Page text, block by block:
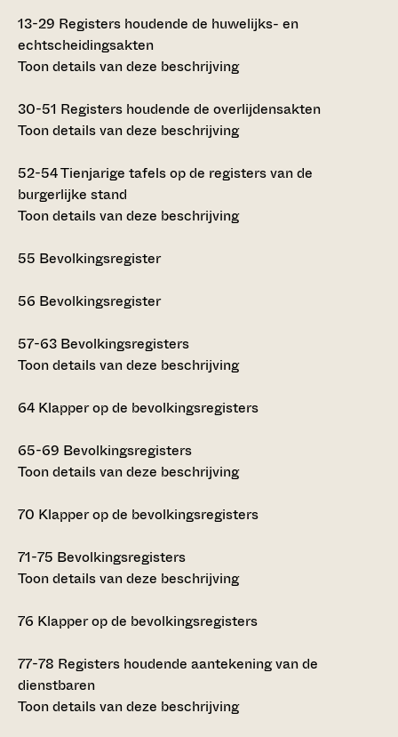
13-29 Registers houdende de huwelijks- en
echtscheidingsakten
Toon details van deze beschrijving
30-51 Registers houdende de overlijdensakten
Toon details van deze beschrijving
52-54Tienjarige tafels op de registers van de
burgerlijke stand
Toon details van deze beschrijving
55 Bevolkingsregister
56 Bevolkingsregister
57-63 Bevolkingsregisters
Toon details van deze beschrijving
64 Klapper op de bevolkingsregisters
65-69 Bevolkingsregisters
Toon details van deze beschrijving
70 Klapper op de bevolkingsregisters
71-75 Bevolkingsregisters
Toon details van deze beschrijving
76 Klapper op de bevolkingsregisters
77-78 Registers houdende aantekening van de
dienstbaren
Toon details van deze beschrijving